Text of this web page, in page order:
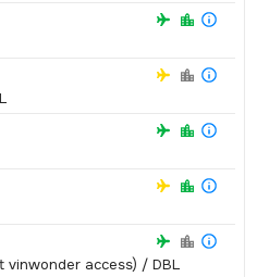
access) / DBL